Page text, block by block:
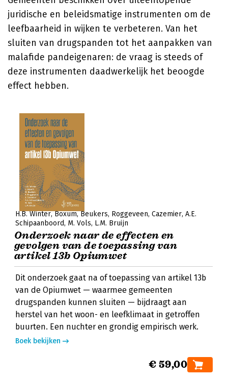
juridische en beleidsmatige instrumenten om de
leefbaarheid in wijken te verbeteren. Van het
sluiten van drugspanden tot het aanpakken van
malafide pandeigenaren: de vraag is steeds of
deze instrumenten daadwerkelijk het beoogde
effect hebben.
H.B. Winter Boxum Beukers Roggeveen Cazemier A.E.
Schipaanboord M. Vols L.M. Bruijn
Onderzoek naar de effecten en
gevolgen van de toepassing van
artikel 13b Opiumwet
Dit onderzoek gaat na of toepassing van artikel 13b
van de Opiumwet — waarmee gemeenten
drugspanden kunnen sluiten — bijdraagt aan
herstel van het woon- en leefklimaat in getroffen
buurten. Een nuchter en grondig empirisch werk.
Boek bekijken
€ 59,00